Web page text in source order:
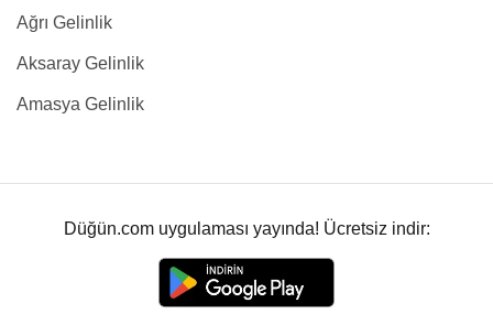
Ağrı Gelinlik
Aksaray Gelinlik
Amasya Gelinlik
Düğün.com uygulaması yayında! Ücretsiz indir: